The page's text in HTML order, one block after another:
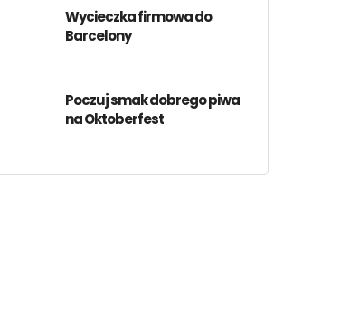
Wycieczka firmowa do
Barcelony
Poczuj smak dobrego piwa
na Oktoberfest